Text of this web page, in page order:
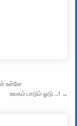
உள்ளே
உலகம் பாடும் ஓடு …! →